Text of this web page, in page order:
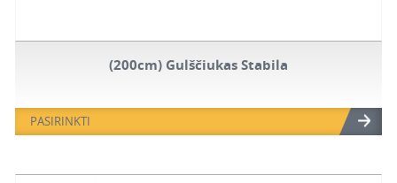
(200cm) Gulščiukas Stabila
PASIRINKTI